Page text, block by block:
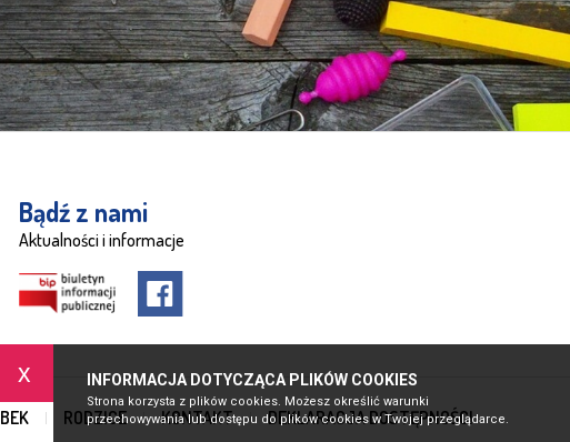
x INFORMACJA DOTYCZĄCA PLIKÓW COOKIES
Strona korzysta z plików cookies. Możesz określić warunki
przechowywania lub dostępu do plików cookies w Twojej przeglądarce.
Bądź z nami
Aktualności i informacje
RODZICE KONTAKT DEKLARACJA DOSTĘPNOŚCI